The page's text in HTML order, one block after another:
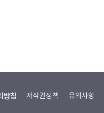
방침 저작권정책 유의사항